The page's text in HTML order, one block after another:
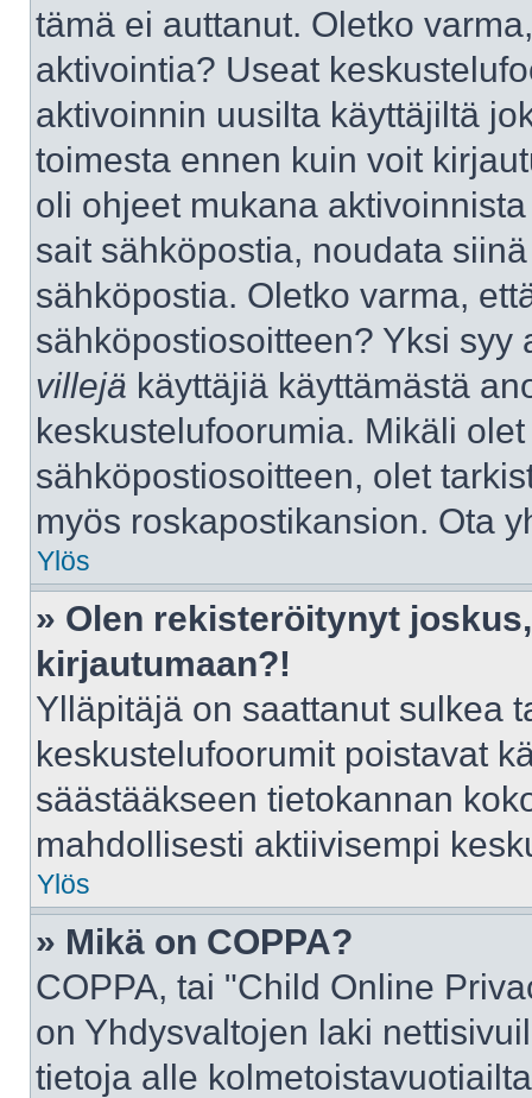
tämä ei auttanut. Oletko
aktivointia? Useat
aktivoinnin uusilta käyttäjiltä
toimesta ennen kuin voit
oli ohjeet mukana
sait sähköpostia, noudata
sähköpostia. Oletko varma,
sähköpostiosoitteen? Yksi
villejä käyttäjiä käyttämästä
keskustelufoorumia. Mikäli
sähköpostiosoitteen, olet
myös roskapostikansion. Ota
Ylös
» Olen rekisteröitynyt
kirjautumaan?!
Ylläpitäjä on saattanut sulkea
keskustelufoorumit poistavat
säästääkseen tietokannan
mahdollisesti aktiivisempi
Ylös
» Mikä on COPPA?
COPPA, tai "Child Online
on Yhdysvaltojen laki
tietoja alle